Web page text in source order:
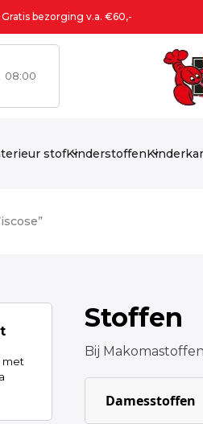
Gratis bezorging v.a. €60,-
08:00
stofKinderstoffen
met
Stoffen
Bij
Damesstoffen